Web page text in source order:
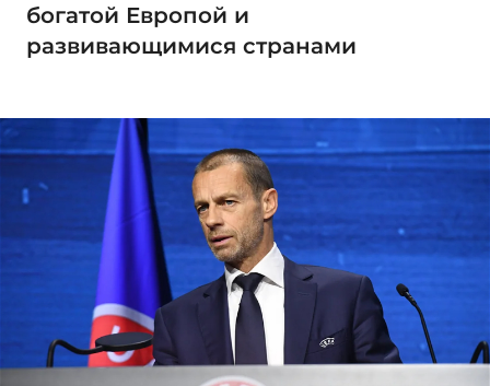
богатой Европой и
развивающимися странами